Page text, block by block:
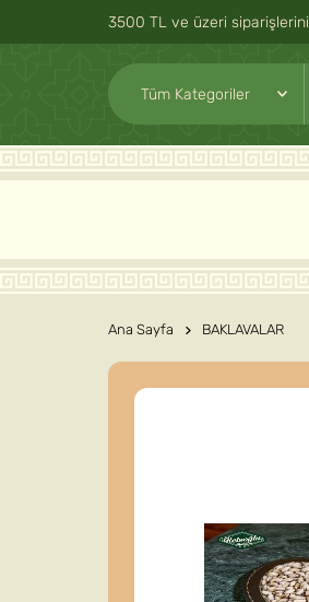
3500 TL ve üzeri
Ana Sayfa BAKLAVALAR